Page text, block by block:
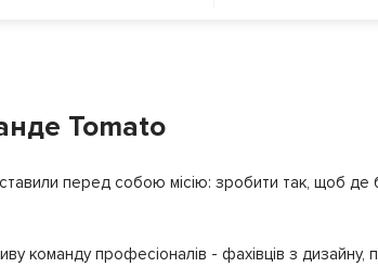
Tomato
перед собою місію: зробити так, щоб де
команду професіоналів - фахівців з дизайну,